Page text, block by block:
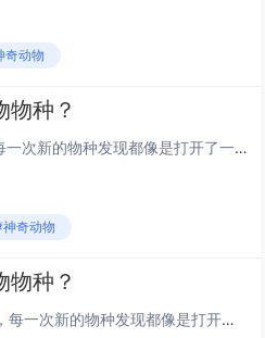
奇动物
物种？
在生物多样性的广阔领域中，每一次新的物种发现都像是打开了一扇通向未知世界的窗户。最近，科学家们在地球的各个角落发现了一些...
奇动物
物种？
在生物多样性的广阔领域中，每一次新的物种发现都像是打开了一扇通向未知世界的窗户。最近，科学家...